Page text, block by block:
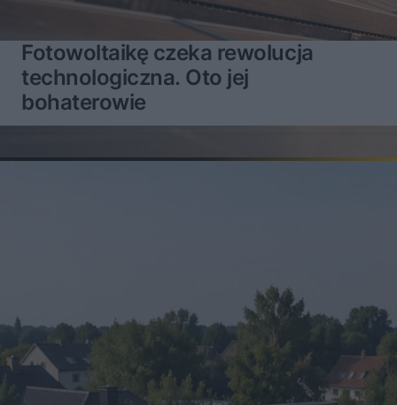
Fotowoltaikę czeka rewolucja
technologiczna. Oto jej
bohaterowie